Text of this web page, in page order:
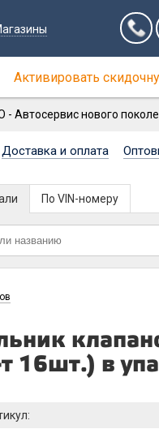
Активировать
- Автосервис нового
Доставка и оплата
По VIN-номеру
16шт.) в